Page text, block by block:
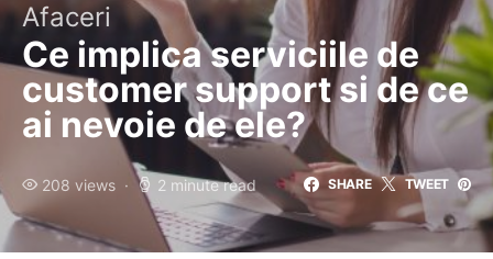
Afaceri
Ce implica serviciile de
customer support si de ce
ai nevoie de ele?
208 views 2 minute read SHARE TWEET